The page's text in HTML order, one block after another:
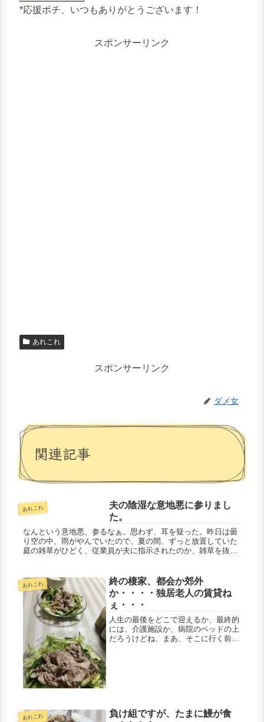
*応援ポチ、いつもありがとうございます！
スポンサーリンク
あれこれ
スポンサーリンク
ダメ女
関連記事
あれこれ
夫の陰湿な意地悪に参りまし
た。
なんという意地悪、参るなぁ。思わず、耳を疑った。昨日は曇
り空の中、雨がやんでいたので、夏の間、ずっと放置していた
庭の雑草がひどく、従業員が夫に指示されたのか、雑草を抜い
あれこれ
終の棲家、都会か郊外
か・・・・独居老人の賃貸ね
ぇ・・・
人生の最後をどこで迎えるか、最終的
には、介護施設か、病院のベッドの上
だろうけどね、まあ、そこに行く前、
あれこれ
負け組ですが、たまに鰻が食